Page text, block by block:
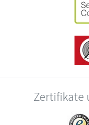
Zertifikate